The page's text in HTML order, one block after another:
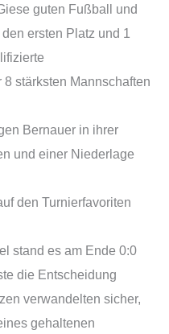
guten Fußball und
ersten Platz und 1
stärksten Mannschaften
Bernauer in ihrer
und einer Niederlage
den Turnierfavoriten
stand es am Ende 0:0
die Entscheidung
verwandelten sicher,
gehaltenen